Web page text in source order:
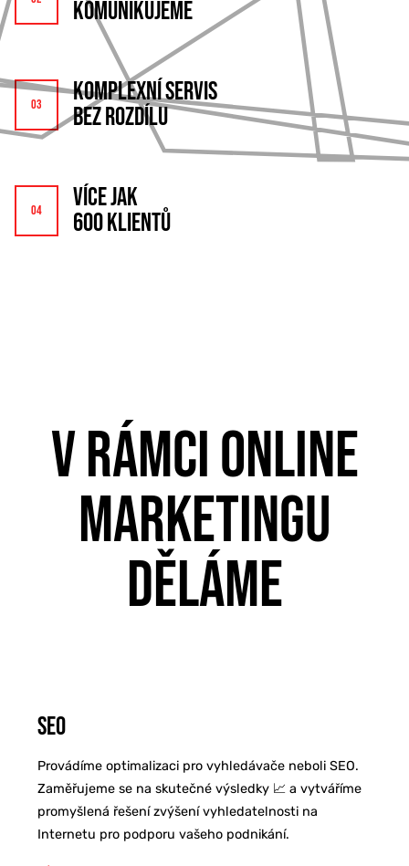
KOMUNIKUJEME
KOMPLEXNÍ SERVIS
BEZ ROZDÍLU
VÍCE JAK
600 KLIENTŮ
V RÁMCI ONLINE
MARKETINGU
DĚLÁME
SEO
Provádíme optimalizaci pro vyhledávače neboli SEO.
Zaměřujeme se na skutečné výsledky 📈 a vytváříme
promyšlená řešení zvýšení vyhledatelnosti na
Internetu pro podporu vašeho podnikání.